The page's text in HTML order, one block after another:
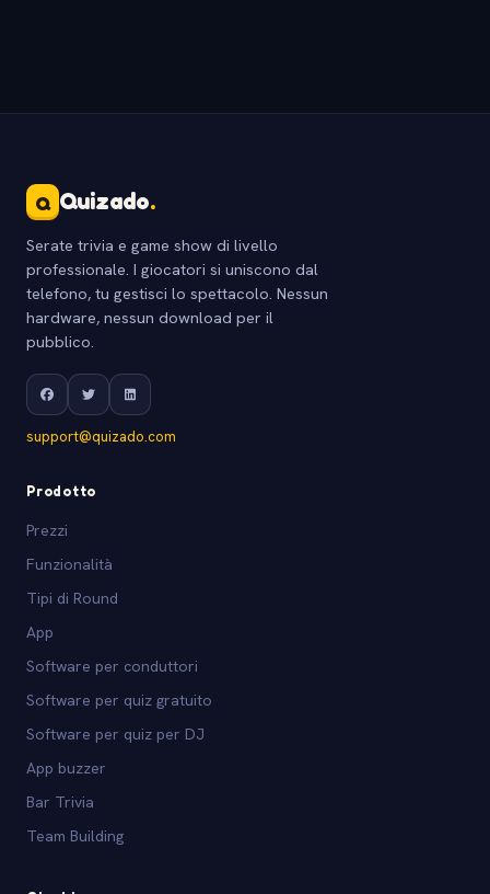
Q Quizado.
Serate trivia e game show di livello
professionale. I giocatori si uniscono dal
telefono, tu gestisci lo spettacolo. Nessun
hardware, nessun download per il
pubblico.
support@quizado.com
Prodotto
Prezzi
Funzionalità
Tipi di Round
App
Software per conduttori
Software per quiz gratuito
Software per quiz per DJ
App buzzer
Bar Trivia
Team Building